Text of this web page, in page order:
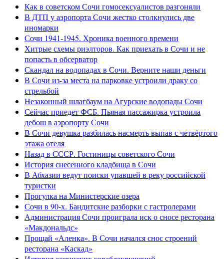
Как в советском Сочи гомосексуалистов разгоняли
В ДТП у аэропорта Сочи жестко столкнулись две
иномарки
Сочи 1941-1945. Хроника военного времени
Хитрые схемы риэлторов. Как приехать в Сочи и не
попасть в обсерватор
Скандал на водопадах в Сочи. Верните наши деньги
В Сочи из-за места на парковке устроили драку со
стрельбой
Незаконный шлагбаум на Агурские водопады Сочи
Сейчас приедет ФСБ. Пьяная пассажирка устроила
дебош в аэропорту Сочи
В Сочи девушка разбилась насмерть выпав с четвёртого
этажа отеля
Назад в СССР. Гостиницы советского Сочи
История снесенного кладбища в Сочи
В Абхазии ведут поиски упавшей в реку российской
туристки
Прогулка на Министерские озера
Сочи в 90-х. Бандитские разборки с гастролерами
Администрация Сочи проиграла иск о сносе ресторана
«Макдональдс»
Прощай «Аленка». В Сочи начался снос строений
ресторана «Каскад»